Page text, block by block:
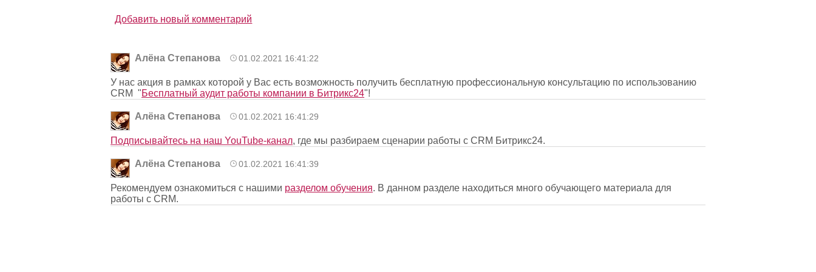
Добавить новый комментарий
Алёна Степанова 01.02.2021 16:41:22
У нас акция в рамках которой у Вас есть возможность получить бесплатную профессиональную консультацию по использованию
CRM "Бесплатный аудит работы компании в Битрикс24"!
Алёна Степанова 01.02.2021 16:41:29
Подписывайтесь на наш YouTube-канал, где мы разбираем сценарии работы с CRM Битрикс24.
Алёна Степанова 01.02.2021 16:41:39
Рекомендуем ознакомиться с нашими разделом обучения. В данном разделе находиться много обучающего материала для
работы с CRM.